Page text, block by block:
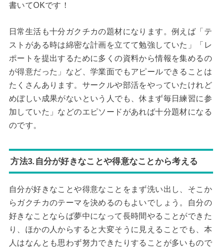
書いてOKです！
日常生活も十分ガクチカの題材になります。例えば「テ
ストがある時は綿密な計画を立てて勉強していた」「レ
ポートを提出するために多くの資料から情報を集めるの
が得意だった」など、学業面でもアピールできることは
たくさんあります。サークルや部活をやっていたけれど
めぼしい成果がないという人でも、休まず毎日練習に参
加していた」などのエピソードがあれば十分題材になる
のです。
方法3.自分が好きなことや得意なことから考える
自分が好きなことや得意なことをまず洗い出し、そこか
らガクチカのテーマを決めるのもよいでしょう。自分の
好きなことならば夢中になって長時間やることができた
り、ほかの人からすると大変そうに見えることでも、本
人はなんとも思わず努力できたりすることが多いもので